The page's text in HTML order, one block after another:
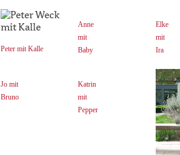
Peter mit Kalle
Anne
mit
Baby
Elke
mit
Ira
Jo mit
Bruno
Katrin
mit
Pepper